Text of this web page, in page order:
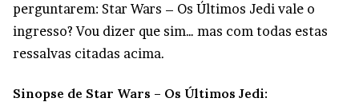
perguntarem: Star Wars – Os Últimos Jedi vale o
ingresso? Vou dizer que sim… mas com todas estas
ressalvas citadas acima.
Sinopse de Star Wars – Os Últimos Jedi: